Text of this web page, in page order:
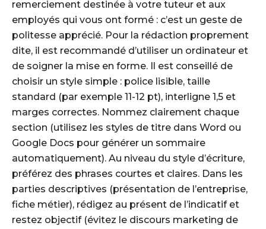
remerciement destinée à votre tuteur et aux
employés qui vous ont formé : c’est un geste de
politesse apprécié. Pour la rédaction proprement
dite, il est recommandé d’utiliser un ordinateur et
de soigner la mise en forme. Il est conseillé de
choisir un style simple : police lisible, taille
standard (par exemple 11-12 pt), interligne 1,5 et
marges correctes. Nommez clairement chaque
section (utilisez les styles de titre dans Word ou
Google Docs pour générer un sommaire
automatiquement). Au niveau du style d’écriture,
préférez des phrases courtes et claires. Dans les
parties descriptives (présentation de l’entreprise,
fiche métier), rédigez au présent de l’indicatif et
restez objectif (évitez le discours marketing de